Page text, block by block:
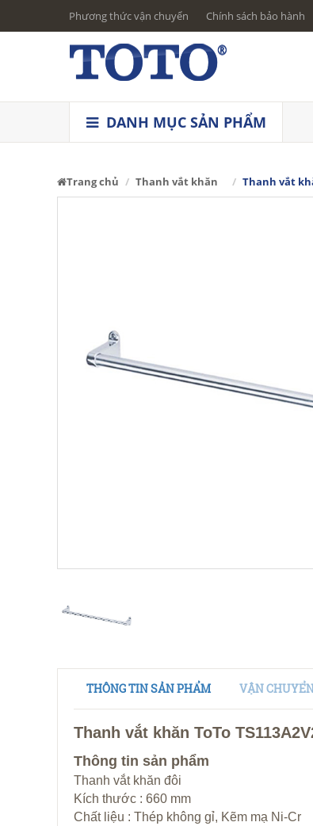
Phương thức vận chuyển Chính sách bảo hành
DANH MỤC SẢN PHẨM
Trang chủ Thanh vắt khăn Thanh vắt
THÔNG TIN SẢN PHẨM VẬN
Thanh vắt khăn ToTo
Thông tin sản phẩm
Thanh vắt khăn đôi
Kích thước : 660 mm
Chất liệu : Thép không gỉ, Kẽm mạ Ni-Cr